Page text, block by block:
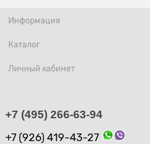
Информация
Каталог
Личный кабинет
+7 (495) 266-63-94
+7 (926) 419-43-27